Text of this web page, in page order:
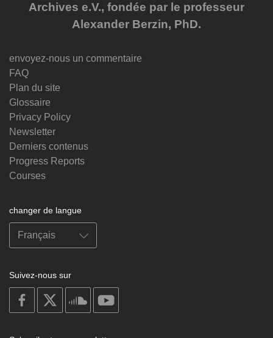
Archives e.V., fondée par le professeur
Alexander Berzin, PhD.
envoyez-nous un commentaire
FAQ
Plan du site
Glossaire
Privacy Policy
Newsletter
Derniers contenus
Progress Reports
Courses
changer de langue
Suivez-nous sur
on
facebook
soundcloud